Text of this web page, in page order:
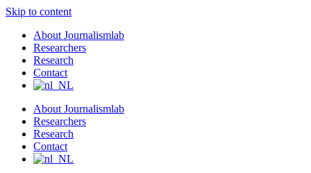
Skip to content
About Journalismlab
Researchers
Research
Contact
About Journalismlab
Researchers
Research
Contact